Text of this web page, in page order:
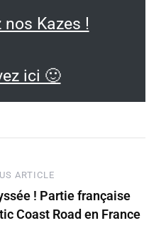
nos Kazes !
ici 🙂
ARTICLE
! Partie française
Coast Road en France